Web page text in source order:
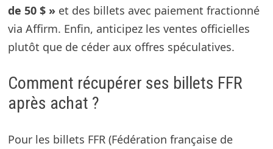
de 50 $ »et des billets avec paiement fractionné
via Affirm. Enfin, anticipez les ventes officielles
plutôt que de céder aux offres spéculatives.
Comment récupérer ses billets FFR
après achat ?
Pour les billets FFR (Fédération française de